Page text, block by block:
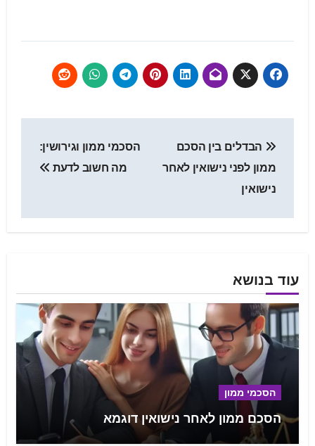
הבדלים בין הסכם
ממון לפני נישואין לאחר
נישואין
הסכמי ממון וגירושין:
מה חשוב לדעת
עוד בנושא
הסכמי ממון
הסכם ממון לאחר נישואין דוגמא